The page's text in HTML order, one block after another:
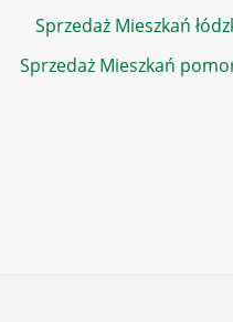
Sprzedaż Mieszkań
Sprzedaż Mieszkań